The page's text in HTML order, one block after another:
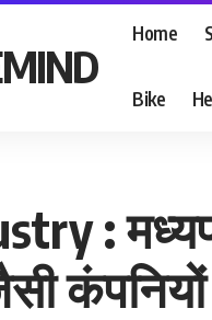
Home
Bike
:
कंपनियों